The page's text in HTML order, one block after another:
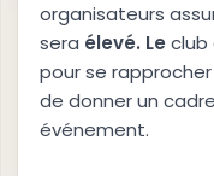
organisateurs
sera élevé. Le club
pour se
de donner un
événement.